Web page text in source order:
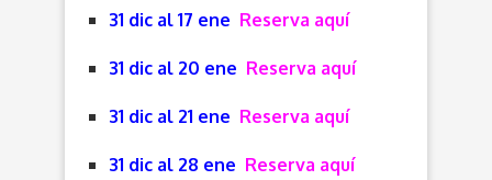
31 dic al 17 ene Reserva aquí
31 dic al 20 ene Reserva aquí
31 dic al 21 ene Reserva aquí
31 dic al 28 ene Reserva aquí